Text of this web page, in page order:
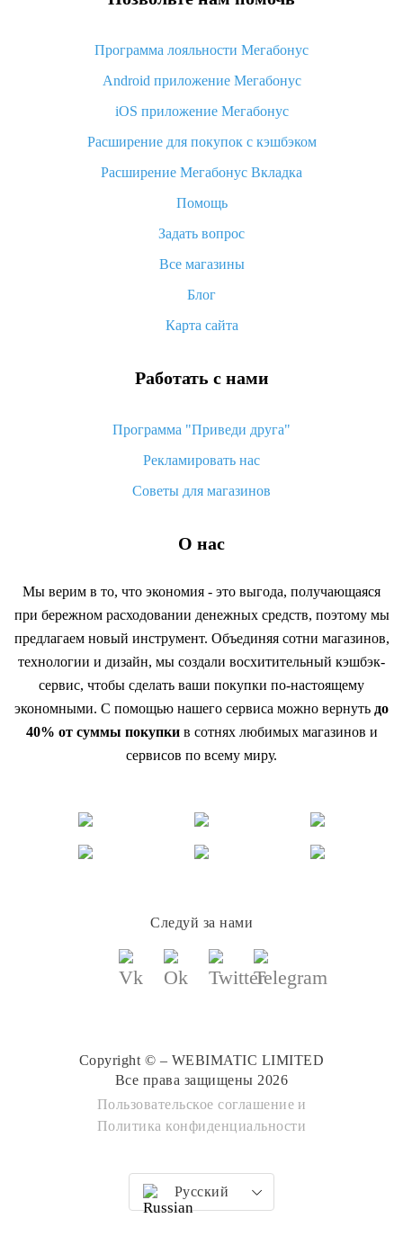
Что делать, если Алиэкспресс просит ввести паспортные
Как узнать, куда пришла посылка с Алиэкспресс
Вы отменили заказ на Алиэкспресс, когда вернут деньги?
Что такое баллы на Алиэкспресс, как их получить и
«AliExpress Standard Shipping»: что это за метод доставки и
как его отслеживать
Как покупать оптом на Алиэкспресс
Что делать, если не пришел товар с Алиэкспресс
возврата денег
Программа лояльности Мегабонус
Android приложение Мегабонус
iOS приложение Мегабонус
Расширение для покупок с кэшбэком
Расширение Мегабонус Вкладка
Помощь
Задать вопрос
Все магазины
Блог
Карта сайта
Работать с нами
Программа "Приведи друга"
Рекламировать нас
Советы для магазинов
О нас
Мы верим в то, что экономия - это выгода, получающаяся
при бережном расходовании денежных средств, поэтому мы
предлагаем новый инструмент. Объединяя сотни магазинов,
технологии и дизайн, мы создали восхитительный кэшбэк-
сервис, чтобы сделать ваши покупки по-настоящему
экономными. С помощью нашего сервиса можно вернуть до
40% от суммы покупкив сотнях любимых магазинов и
сервисов по всему миру.
Следуй за нами
Copyright © – WEBIMATIC LIMITED
Все права защищены 2026
Пользовательское соглашение и
Политика конфиденциальности
Русский